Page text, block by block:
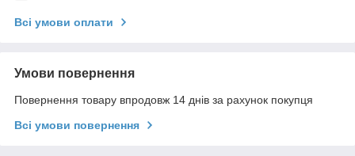
Всі умови оплати
Умови повернення
Повернення товару впродовж 14 днів за рахунок покупця
Всі умови повернення